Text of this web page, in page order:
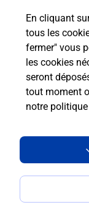
En cliquant
tous les
fermer" vous
les cookies
seront
tout moment
notre
Combien
code bateau
Peut-on
avec le CPF
CARCASSONNE R P